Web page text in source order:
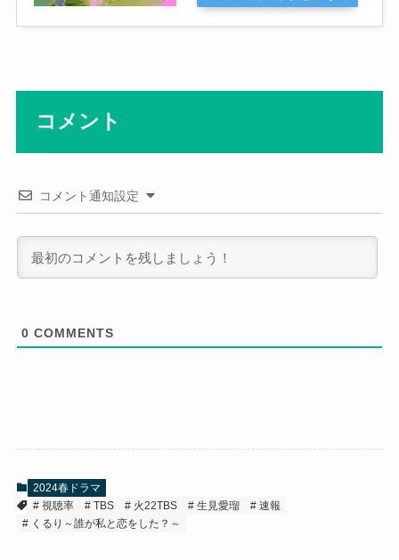
コメント
コメント通知設定
0 COMMENTS
2024春ドラマ
視聴率
TBS 火22TBS 生見愛瑠
速報
くるり～誰が私と恋をした？～